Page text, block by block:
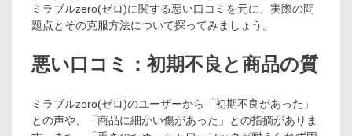
ミラブルzero(ゼロ)に関する悪い口コミを元に、実際の問
題点とその克服方法について探ってみましょう。
悪い口コミ：初期不良と商品の質
ミラブルzero(ゼロ)のユーザーから「初期不良があった」
との声や、「商品に細かい傷があった」との指摘がありま